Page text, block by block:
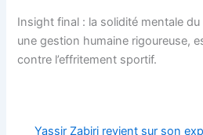
Insight final : la solidité mentale
une gestion humaine rigoureuse,
contre l’effritement sportif.
Yassir Zabiri revient sur son